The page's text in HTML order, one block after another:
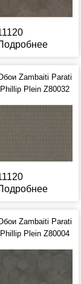
Zambaiti Parati
Phillip Plein Z80032
Zambaiti Parati
Phillip Plein Z80004